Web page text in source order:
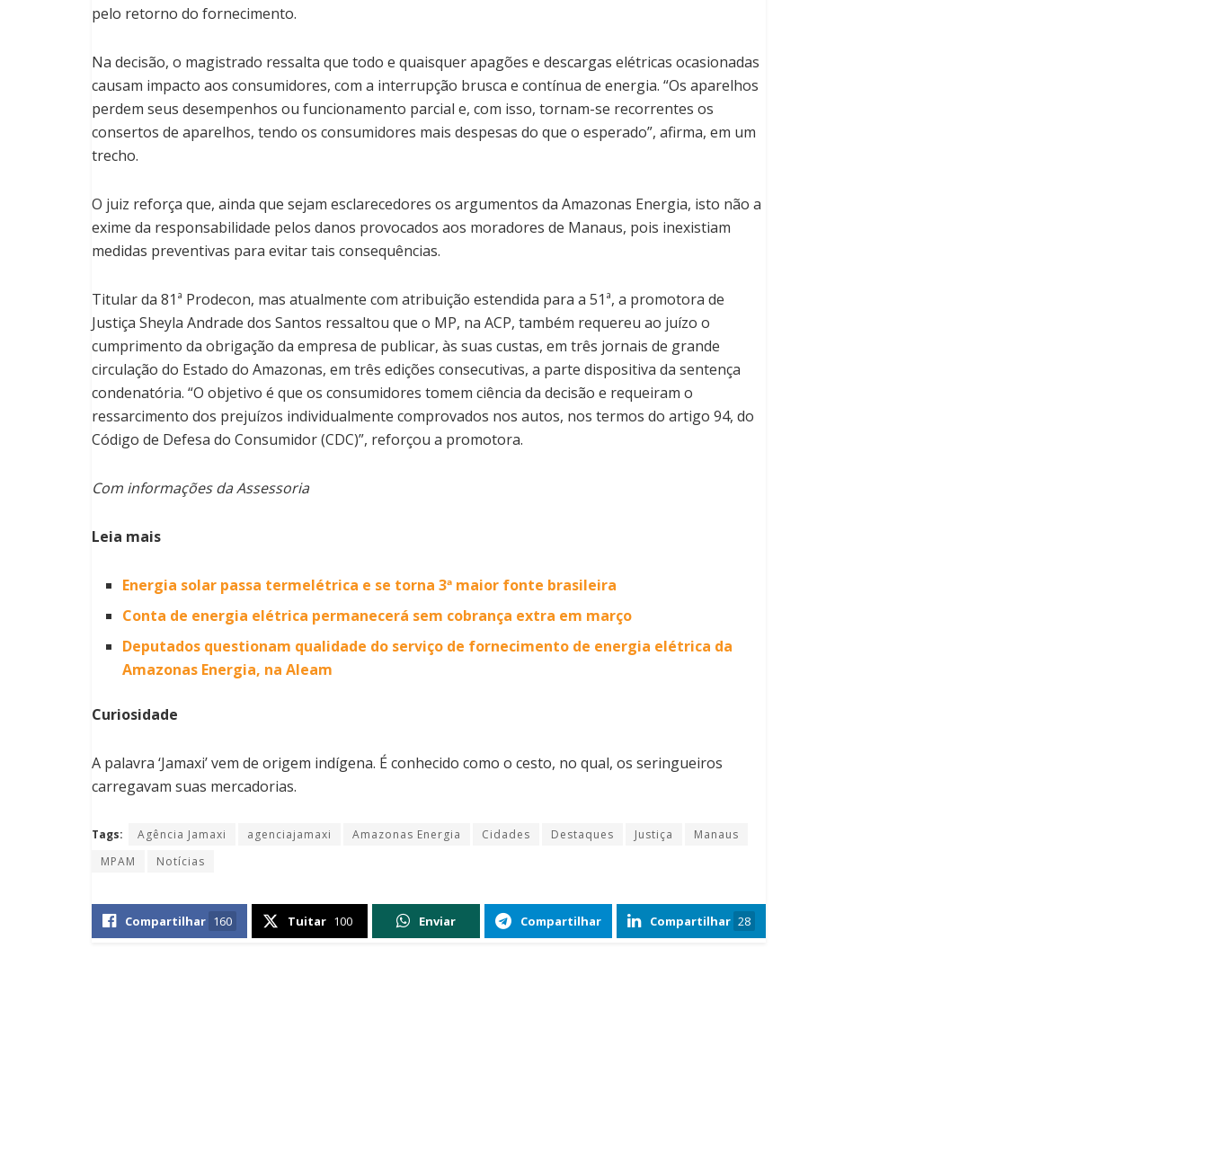
pelo retorno do fornecimento.
Na decisão, o magistrado ressalta que todo e quaisquer apagões e descargas elétricas ocasionadas
causam impacto aos consumidores, com a interrupção brusca e contínua de energia. “Os aparelhos
perdem seus desempenhos ou funcionamento parcial e, com isso, tornam-se recorrentes os
consertos de aparelhos, tendo os consumidores mais despesas do que o esperado”, afirma, em um
trecho.
O juiz reforça que, ainda que sejam esclarecedores os argumentos da Amazonas Energia, isto não a
exime da responsabilidade pelos danos provocados aos moradores de Manaus, pois inexistiam
medidas preventivas para evitar tais consequências.
Titular da 81ª Prodecon, mas atualmente com atribuição estendida para a 51ª, a promotora de
Justiça Sheyla Andrade dos Santos ressaltou que o MP, na ACP, também requereu ao juízo o
cumprimento da obrigação da empresa de publicar, às suas custas, em três jornais de grande
circulação do Estado do Amazonas, em três edições consecutivas, a parte dispositiva da sentença
condenatória. “O objetivo é que os consumidores tomem ciência da decisão e requeiram o
ressarcimento dos prejuízos individualmente comprovados nos autos, nos termos do artigo 94, do
Código de Defesa do Consumidor (CDC)”, reforçou a promotora.
Com informações da Assessoria
Leia mais
Energia solar passa termelétrica e se torna 3ª maior fonte brasileira
Conta de energia elétrica permanecerá sem cobrança extra em março
Deputados questionam qualidade do serviço de fornecimento de energia elétrica da
Amazonas Energia, na Aleam
Curiosidade
A palavra ‘Jamaxi’ vem de origem indígena. É conhecido como o cesto, no qual, os seringueiros
carregavam suas mercadorias.
Tags: Agência Jamaxi agenciajamaxi Amazonas Energia Cidades Destaques Justiça
Manaus
MPAM
Notícias
Compartilhar 160 Tuitar 100 Enviar Compartilhar Compartilhar 28